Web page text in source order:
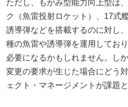
ただし、もがみ型能力向上型は
ク（魚雷投射ロケット）、17式
誘導弾などを搭載するのに対し
種の魚雷や誘導弾を運用してお
必要になるかもしれません。し
変更の要求が生じた場合にどう
ェクト・マネージメントが課題